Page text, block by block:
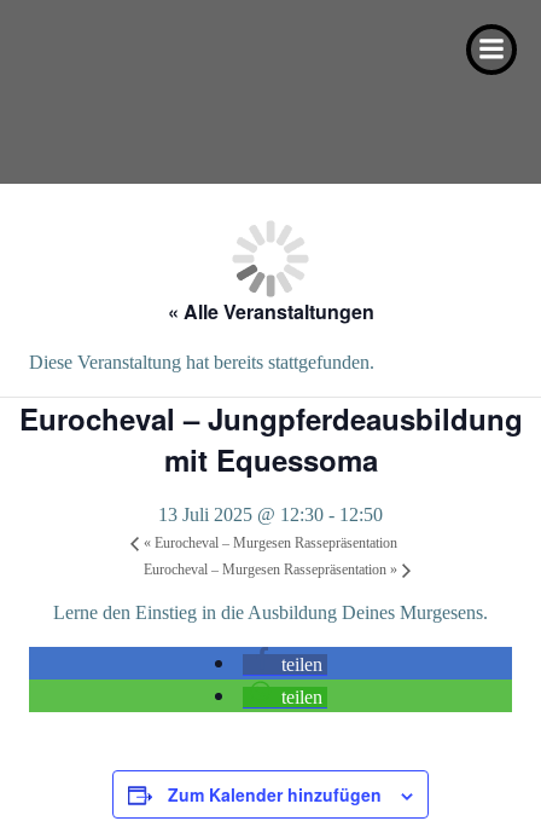
« Alle Veranstaltungen
Diese Veranstaltung hat bereits stattgefunden.
Eurocheval – Jungpferdeausbildung
mit Equessoma
13 Juli 2025 @ 12:30 - 12:50
« Eurocheval – Murgesen Rassepräsentation
Eurocheval – Murgesen Rassepräsentation »
Lerne den Einstieg in die Ausbildung Deines Murgesens.
teilen
teilen
Zum Kalender hinzufügen